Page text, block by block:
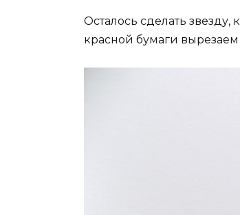
Осталось сделать звезду,
красной бумаги